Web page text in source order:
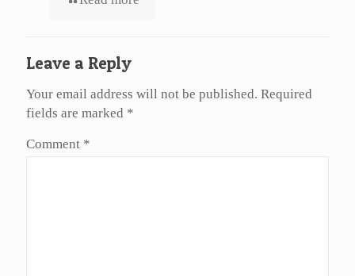
Leave a Reply
Your email address will not be published. Required
fields are marked *
Comment *